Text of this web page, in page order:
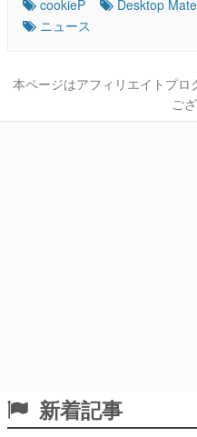
cookieP Desktop Mate
ニュース
本ページはアフィリエイトプ
ご
新着記事